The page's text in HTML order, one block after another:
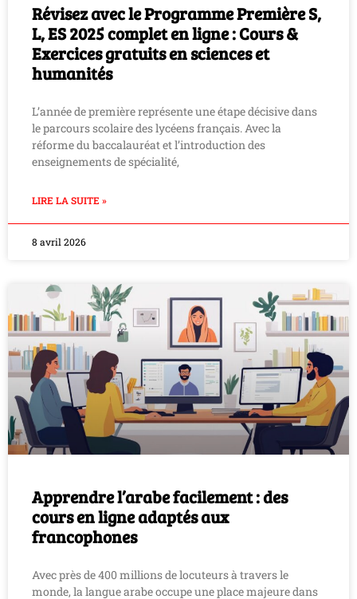
Révisez avec le Programme Première S,
L, ES 2025 complet en ligne : Cours &
Exercices gratuits en sciences et
humanités
L’année de première représente une étape décisive dans
le parcours scolaire des lycéens français. Avec la
réforme du baccalauréat et l’introduction des
enseignements de spécialité,
LIRE LA SUITE »
8 avril 2026
Apprendre l’arabe facilement : des
cours en ligne adaptés aux
francophones
Avec près de 400 millions de locuteurs à travers le
monde, la langue arabe occupe une place majeure dans